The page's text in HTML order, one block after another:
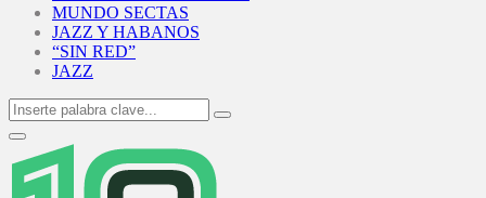
MUNDO SECTAS
JAZZ Y HABANOS
“SIN RED”
JAZZ
Search
for:
Search
Primary
Menu